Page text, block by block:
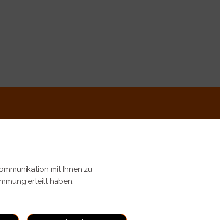
mit Ihnen zu
erteilt haben.